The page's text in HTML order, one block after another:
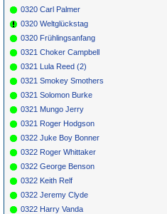
0320 Carl Palmer
0320 Weltglückstag
0320 Frühlingsanfang
0321 Choker Campbell
0321 Lula Reed (2)
0321 Smokey Smothers
0321 Solomon Burke
0321 Mungo Jerry
0321 Roger Hodgson
0322 Juke Boy Bonner
0322 Roger Whittaker
0322 George Benson
0322 Keith Relf
0322 Jeremy Clyde
0322 Harry Vanda